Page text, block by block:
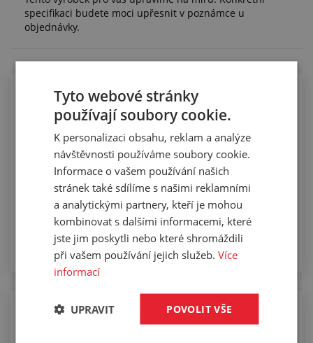
specifikaci budete moci upřesnit v poznámce u
objednávky.
Elevátorové dopravníkové pásy a jejich
montáž
Osazování korečků a příprava pásů na
Tyto webové stránky
používají soubory cookie.
K personalizaci obsahu, reklam a analýze
návštěvnosti používáme soubory cookie.
Informace o vašem používání našich
stránek také sdílíme s našimi reklamními
a analytickými partnery, kteří je mohou
kombinovat s dalšími informacemi, které
jste jim poskytli nebo které shromáždili
při vašem používání jejich služeb.Více
informací
POVOLIT VŠE
UPRAVIT